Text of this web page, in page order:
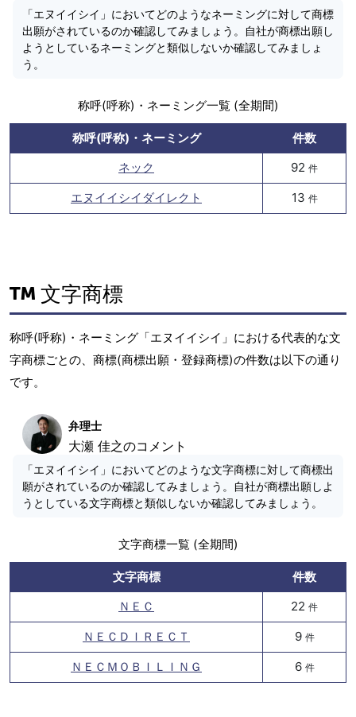
「エヌイイシイ」においてどのようなネーミングに対して商標
出願がされているのか確認してみましょう。自社が商標出願し
ようとしているネーミングと類似しないか確認してみましょ
う。
称呼(呼称)・ネーミング一覧 (全期間)
称呼(呼称)・ネーミング
件数
ネック
92 件
エヌイイシイダイレクト 13 件
文字商標
称呼(呼称)・ネーミング「エヌイイシイ」における代表的な文
字商標ごとの、商標(商標出願・登録商標)の件数は以下の通り
です。
弁理士
大瀬 佳之のコメント
「エヌイイシイ」においてどのような文字商標に対して商標出
願がされているのか確認してみましょう。自社が商標出願しよ
うとしている文字商標と類似しないか確認してみましょう。
文字商標一覧 (全期間)
文字商標
件数
ＮＥＣ
22 件
ＮＥＣＤＩＲＥＣＴ 9 件
ＮＥＣＭＯＢＩＬＩＮＧ 6 件